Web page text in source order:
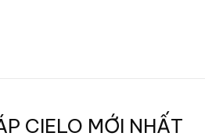
CIELO MỚI NHẤT